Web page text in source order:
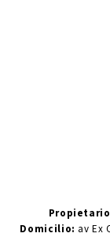
Domicilio: av Ex